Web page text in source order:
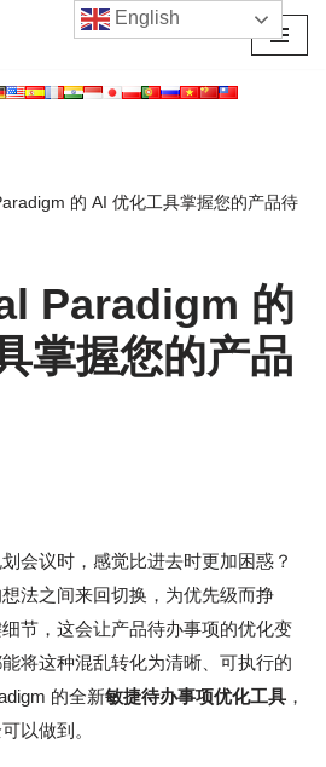
的 AI 优化工具掌握您的产品待
Paradigm 的
掌握您的产品
会议时，感觉比进去时更加困惑？
法之间来回切换，为优先级而挣
节，这会让产品待办事项的优化变
将这种混乱转化为清晰、可执行的
的全新敏捷待办事项优化工具 ，
以做到。
English